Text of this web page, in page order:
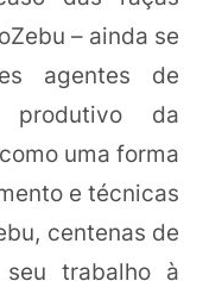
– ainda se
agentes de
produtivo da
uma forma
e técnicas
centenas de
seu trabalho à